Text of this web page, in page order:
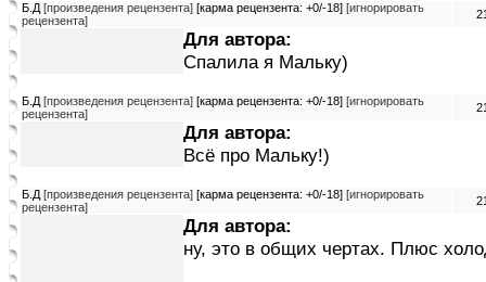
Б.Д [произведения рецензента] [карма рецензента: +0/-18] [игнорировать
рецензента]
Для автора:
Спалила я Мальку)
Б.Д [произведения рецензента] [карма рецензента: +0/-18] [игнорировать
рецензента]
Для автора:
Всё про Мальку!)
Б.Д [произведения рецензента] [карма рецензента: +0/-18] [игнорировать
рецензента]
Для автора:
ну, это в общих чертах. Плюс